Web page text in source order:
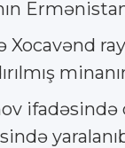
Xocavənd
ifadəsində